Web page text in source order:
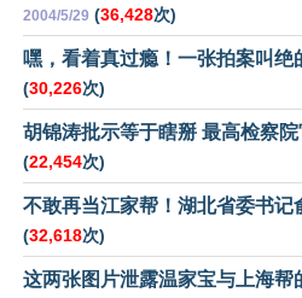
2004/5/29 (36,428次)
嘿，看着真过瘾！一张拍案叫绝
(30,226次)
胡锦涛批示等于瞎掰 最高检察院
(22,454次)
不敢再当江家帮！湖北省委书记
(32,618次)
这两张图片泄露温家宝与上海帮